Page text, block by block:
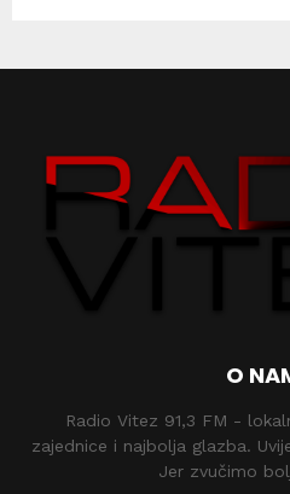
O
Radio Vitez 91,3 FM -
zajednice i najbolja glazba.
Jer zvučimo